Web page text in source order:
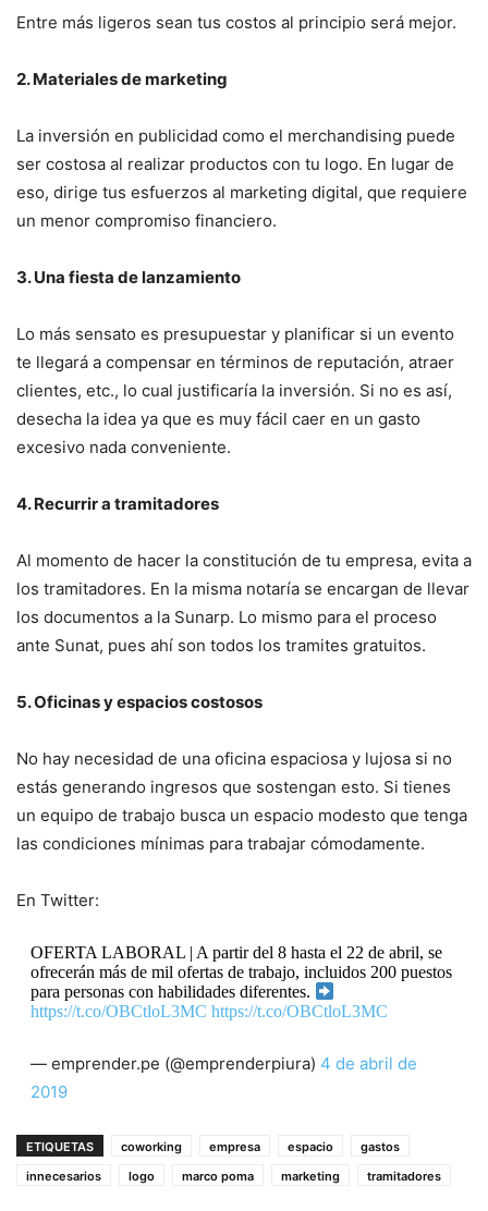
Entre más ligeros sean tus costos al principio será mejor.
2. Materiales de marketing
La inversión en publicidad como el merchandising puede
ser costosa al realizar productos con tu logo. En lugar de
eso, dirige tus esfuerzos al marketing digital, que requiere
un menor compromiso financiero.
3. Una fiesta de lanzamiento
Lo más sensato es presupuestar y planificar si un evento
te llegará a compensar en términos de reputación, atraer
clientes, etc., lo cual justificaría la inversión. Si no es así,
desecha la idea ya que es muy fácil caer en un gasto
excesivo nada conveniente.
4. Recurrir a tramitadores
Al momento de hacer la constitución de tu empresa, evita a
los tramitadores. En la misma notaría se encargan de llevar
los documentos a la Sunarp. Lo mismo para el proceso
ante Sunat, pues ahí son todos los tramites gratuitos.
5. Oficinas y espacios costosos
No hay necesidad de una oficina espaciosa y lujosa si no
estás generando ingresos que sostengan esto. Si tienes
un equipo de trabajo busca un espacio modesto que tenga
las condiciones mínimas para trabajar cómodamente.
En Twitter:
OFERTA LABORAL | A partir del 8 hasta el 22 de abril, se
ofrecerán más de mil ofertas de trabajo, incluidos 200 puestos
para personas con habilidades diferentes.
https://t.co/OBCtloL3MC https://t.co/OBCtloL3MC
— emprender.pe (@emprenderpiura) 4 de abril de
2019
ETIQUETAS coworking empresa espacio
gastos
innecesarios
logo marco poma marketing tramitadores